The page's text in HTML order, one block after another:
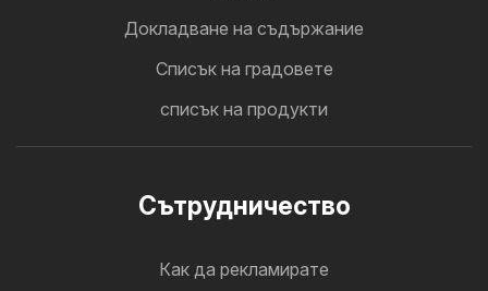
Докладване на съдържание
Cписък на градовете
списък на продукти
Cътрудничество
Как да рекламирате